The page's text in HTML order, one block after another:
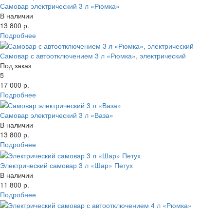
Самовар электрический 3 л «Рюмка»
В наличии
13 800 р.
Подробнее
Самовар с автоотключением 3 л «Рюмка», электрический
Под заказ
5
17 000 р.
Подробнее
Самовар электрический 3 л «Ваза»
В наличии
13 800 р.
Подробнее
Электрический самовар 3 л «Шар» Петух
В наличии
11 800 р.
Подробнее